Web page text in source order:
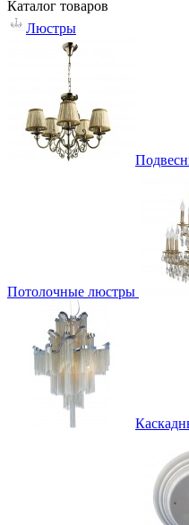
Каталог товаров
Люстры
Потолочные люстры